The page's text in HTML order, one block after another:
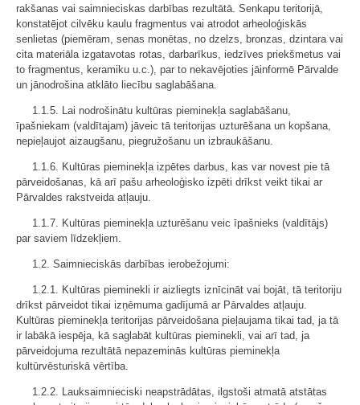
rakšanas vai saimnieciskas darbības rezultātā. Senkapu teritorijā,
konstatējot cilvēku kaulu fragmentus vai atrodot arheoloģiskās
senlietas (piemēram, senas monētas, no dzelzs, bronzas, dzintara vai
cita materiāla izgatavotas rotas, darbarīkus, iedzīves priekšmetus vai
to fragmentus, keramiku u.c.), par to nekavējoties jāinformē Pārvalde
un jānodrošina atklāto liecību saglabāšana.
1.1.5. Lai nodrošinātu kultūras pieminekļa saglabāšanu,
īpašniekam (valdītajam) jāveic tā teritorijas uzturēšana un kopšana,
nepieļaujot aizaugšanu, piegružošanu un izbraukāšanu.
1.1.6. Kultūras pieminekļa izpētes darbus, kas var novest pie tā
pārveidošanas, kā arī pašu arheoloģisko izpēti drīkst veikt tikai ar
Pārvaldes rakstveida atļauju.
1.1.7. Kultūras pieminekļa uzturēšanu veic īpašnieks (valdītājs)
par saviem līdzekļiem.
1.2. Saimnieciskās darbības ierobežojumi:
1.2.1. Kultūras pieminekli ir aizliegts iznīcināt vai bojāt, tā teritoriju
drīkst pārveidot tikai izņēmuma gadījumā ar Pārvaldes atļauju.
Kultūras pieminekļa teritorijas pārveidošana pieļaujama tikai tad, ja tā
ir labākā iespēja, kā saglabāt kultūras pieminekli, vai arī tad, ja
pārveidojuma rezultātā nepazeminās kultūras pieminekļa
kultūrvēsturiskā vērtība.
1.2.2. Lauksaimnieciski neapstrādātas, ilgstoši atmatā atstātas